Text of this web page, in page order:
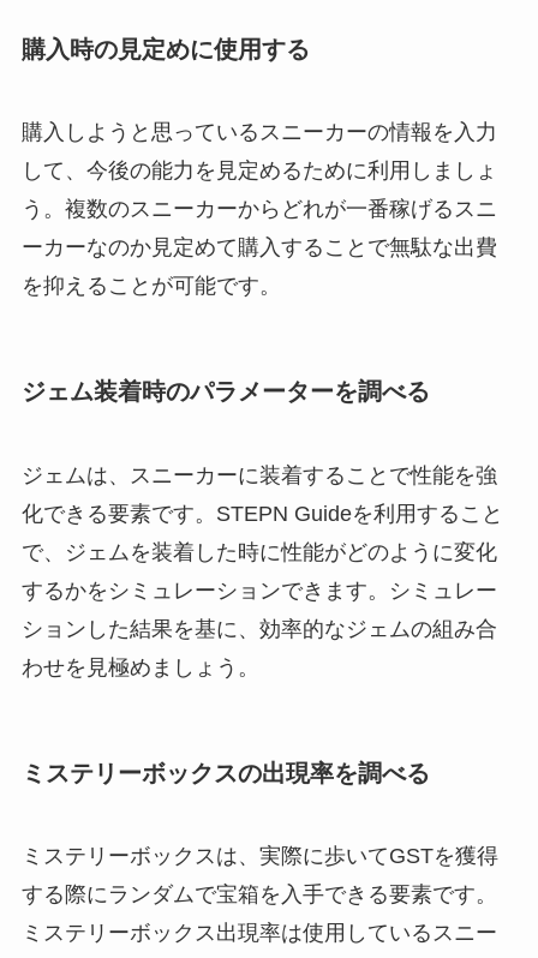
購入時の見定めに使用する
購入しようと思っているスニーカーの情報を入力
して、今後の能力を見定めるために利用しましょ
う。複数のスニーカーからどれが一番稼げるスニ
ーカーなのか見定めて購入することで無駄な出費
を抑えることが可能です。
ジェム装着時のパラメーターを調べる
ジェムは、スニーカーに装着することで性能を強
化できる要素です。STEPN Guideを利用すること
で、ジェムを装着した時に性能がどのように変化
するかをシミュレーションできます。シミュレー
ションした結果を基に、効率的なジェムの組み合
わせを見極めましょう。
ミステリーボックスの出現率を調べる
ミステリーボックスは、実際に歩いてGSTを獲得
する際にランダムで宝箱を入手できる要素です。
ミステリーボックス出現率は使用しているスニー